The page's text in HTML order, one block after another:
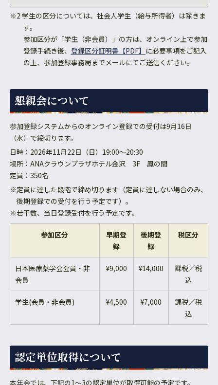
※2 学生の区分については、社会人学生（給与所得者）は除きま
す。
参加区分が「学生（非会員）」の方は、オンライン上で参加
登録手続き後、 登録区分証明書【PDF】 に必要事項をご記入
の上、参加登録事務局までメールにてご送信ください。
懇親会について
参加登録システムからのオンライン登録での受付は9月16日
（水）で締切ります。
日時：2026年11月22日（日）19:00～20:30
場所：ANAクラウンプラザホテル金沢 3F 鳳の間
定員：350名
※定員に達した段階で締め切ります（定員に達しない場合のみ、
後期登録での受付を行う予定です）。
※若干数、当日登録受付を行う予定です。
参加区分
早期登
録
後期登
録
税区分
日本医療薬学会会員・非
会員
¥9,000 ¥14,000
課税／税
込
学生(会員・非会員) ¥4,500 ¥7,000
課税／税
込
認定単位取得について
本年会では、下記の1～3の認定単位が取得可能の予定です。